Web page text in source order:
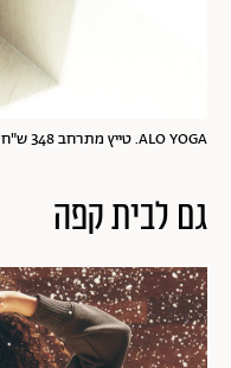
ALO YOGA. טייץ מתרחב 348 ש"ח (במקום 489 ש"ח) | צילום: יח"צ
גם לבית קפה